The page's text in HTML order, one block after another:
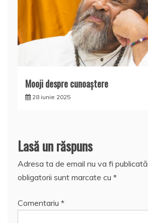
Mooji despre cunoaştere
28 iunie 2025
Lasă un răspuns
Adresa ta de email nu va fi publicată.
obligatorii sunt marcate cu *
Comentariu *